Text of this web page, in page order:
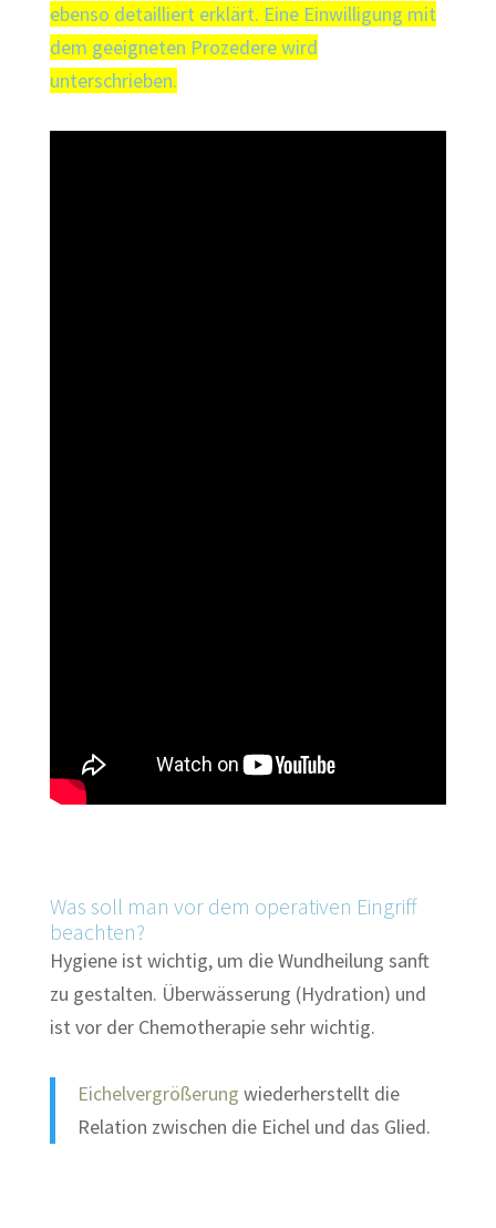
ebenso detailliert erklärt. Eine Einwilligung mit
dem geeigneten Prozedere wird
unterschrieben.
Was soll man vor dem operativen Eingriff
beachten?
Hygiene ist wichtig, um die Wundheilung sanft
zu gestalten. Überwässerung (Hydration) und
ist vor der Chemotherapie sehr wichtig.
Eichelvergrößerung wiederherstellt die
Relation zwischen die Eichel und das Glied.